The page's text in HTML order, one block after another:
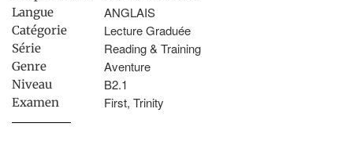
Langue ANGLAIS
Catégorie Lecture Graduée
Série Reading & Training
Genre Aventure
Niveau B2.1
Examen First, Trinity